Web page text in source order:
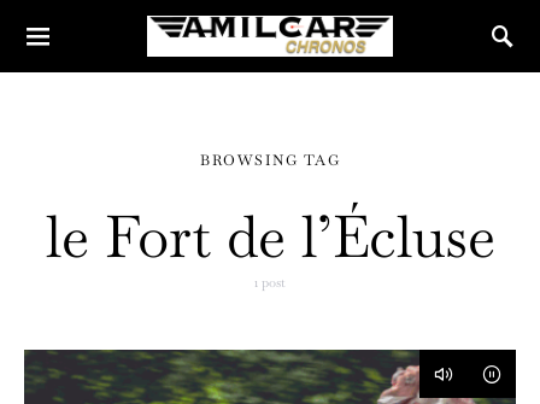
BROWSING TAG
le Fort de l’Écluse
1 post